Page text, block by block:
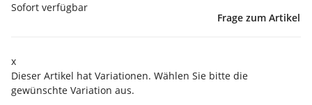
Sofort verfügbar
Frage zum Artikel
x
Dieser Artikel hat Variationen. Wählen Sie bitte die
gewünschte Variation aus.